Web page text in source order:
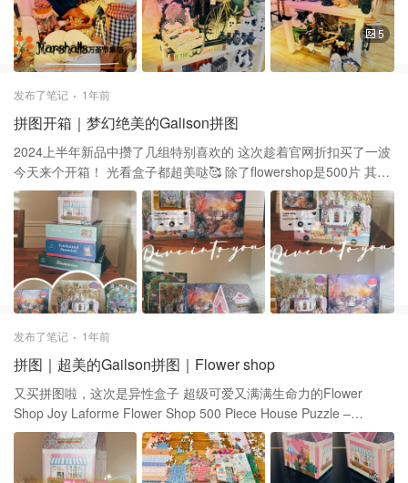
具啦 屋外装饰好，餐桌也不能落下 毕竟每天吃饭都能用的上 今年的
💀骷髅餐具特别有分量😆
5
发布了笔记 1年前
拼图开箱｜梦幻绝美的Galison拼图
2024上半年新品中攒了几组特别喜欢的 这次趁着官网折扣买了一波
今天来个开箱！ 光看盒子都超美哒🥰 除了flowershop是500片 其他
三盒都是她家经典的1000片 下面附上链接🔗啦 🧩 郁郁葱葱生动又
活波的Bloomarium 🧩 清新淡雅可爱又烂漫的Spring Terrace 🧩 空
灵绝美童话又梦幻的Snowfall 每个都很有特色 买的话一定要等官网
打折呀 25%算是不错的折扣啦 有时候也会有七折！ Joy Laforme
Flower Shop 500 Piece House Puzzle – Galison $19.99(到手价)
Joy Laforme Bloomarium 1000 Piece Puzzle – Galison $17.99(到
手价) Enchanted Snowfall 1000 Piece Puzzle – Galison $17.99(到
手价) Joy Laforme Spring Terrace 1000 Piece Puzzle – Galison
发布了笔记 1年前
拼图｜超美的Gailson拼图｜Flower shop
又买拼图啦，这次是异性盒子 超级可爱又满满生命力的Flower
Shop Joy Laforme Flower Shop 500 Piece House Puzzle –
Galison $19.99(到手价) 🧩 拼图是500片 最后拼完是20 * 20的正方
形 🧩 这张图基本每一片都很有特点 花朵，柜子，架子等图样明显
所以特别好拼！豆豆拼惯了拼图 基本几个小时就可以全都搞定了 适